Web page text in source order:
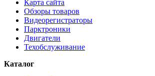
Карта сайта
Обзоры товаров
Видеорегистраторы
Парктроники
Двигатели
Техобслуживание
Каталог